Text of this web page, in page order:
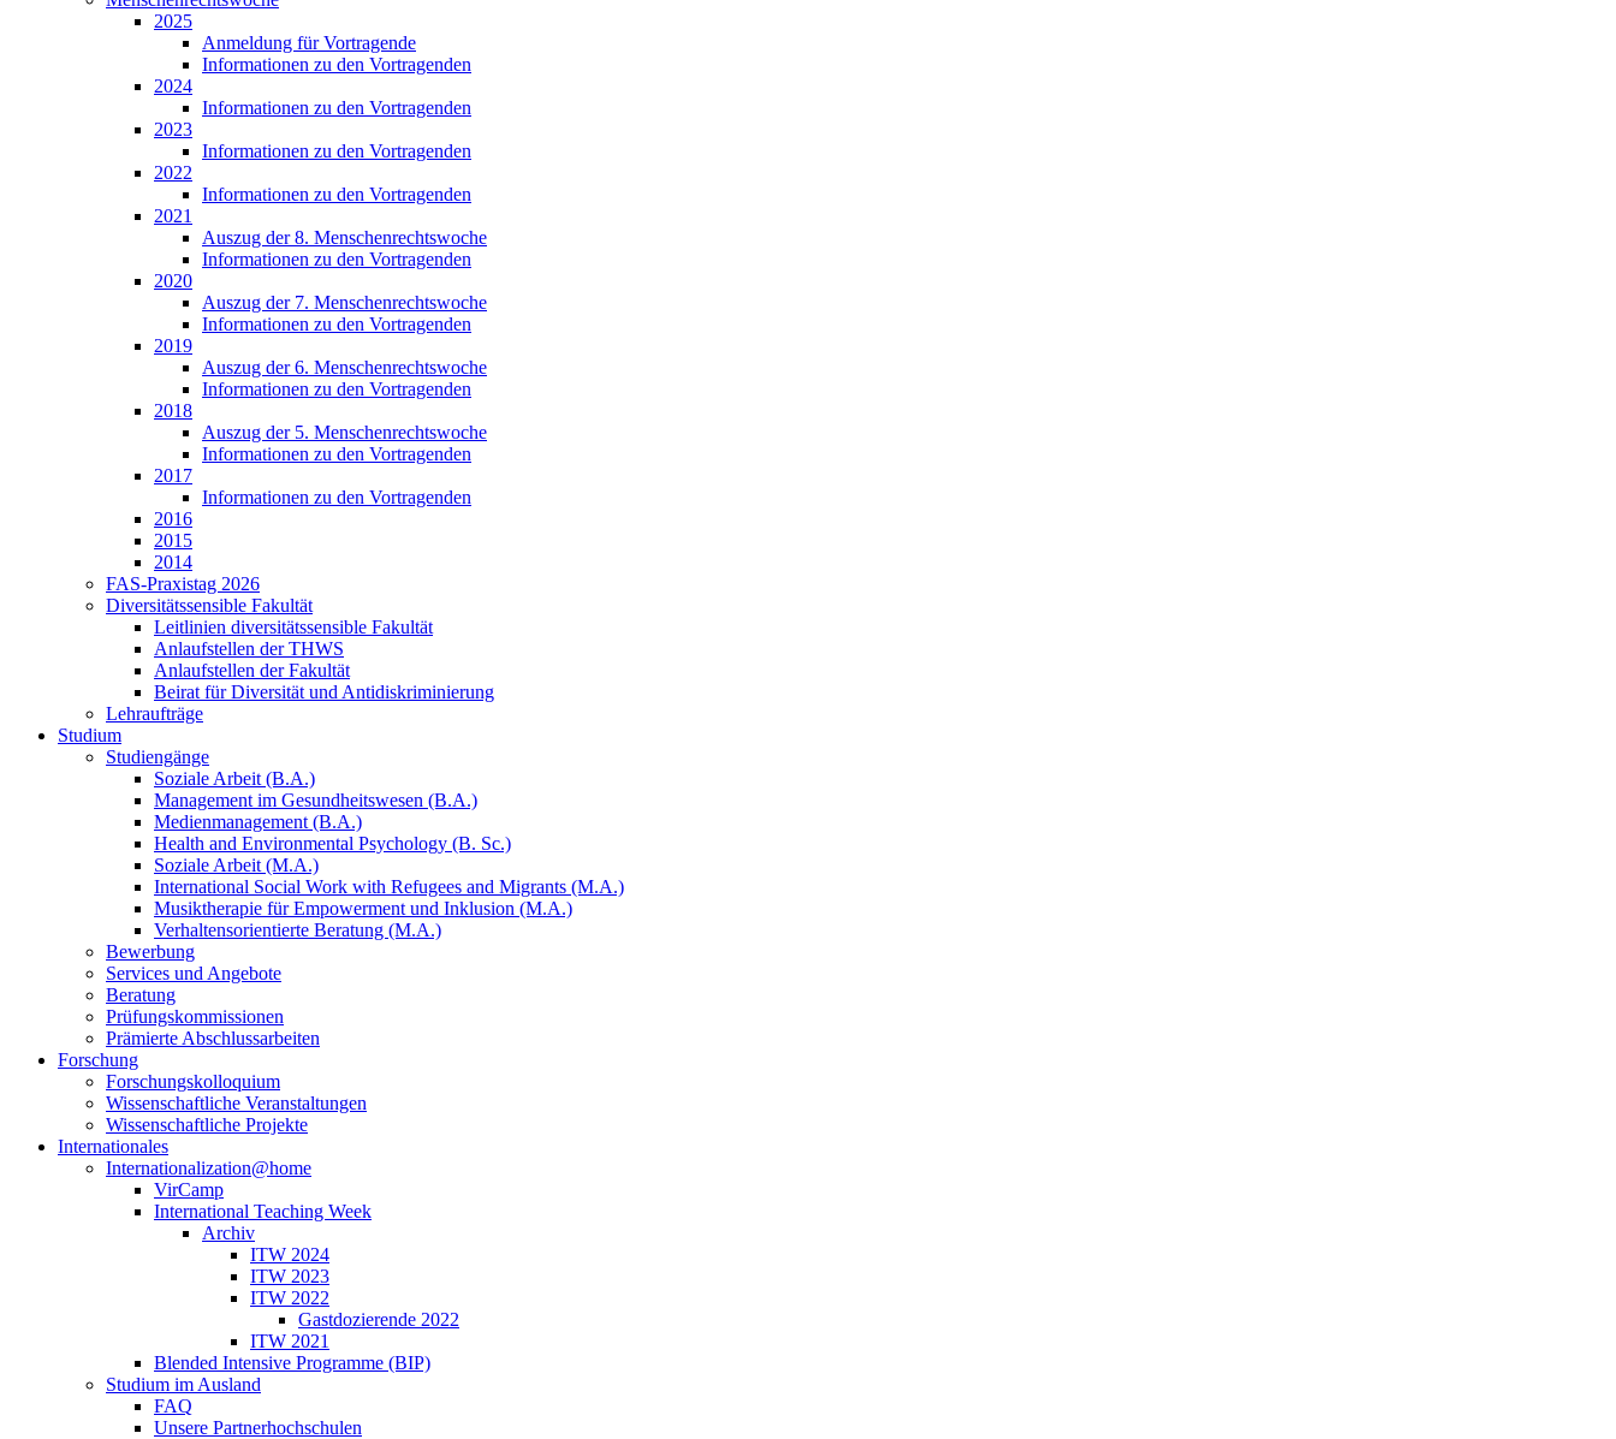
2025
Anmeldung für Vortragende
Informationen zu den Vortragenden
2024
Informationen zu den Vortragenden
2023
Informationen zu den Vortragenden
2022
Informationen zu den Vortragenden
2021
Auszug der 8. Menschenrechtswoche
Informationen zu den Vortragenden
2020
Auszug der 7. Menschenrechtswoche
Informationen zu den Vortragenden
2019
Auszug der 6. Menschenrechtswoche
Informationen zu den Vortragenden
2018
Auszug der 5. Menschenrechtswoche
Informationen zu den Vortragenden
2017
Informationen zu den Vortragenden
2016
2015
2014
FAS-Praxistag 2026
Diversitätssensible Fakultät
Leitlinien diversitätssensible Fakultät
Anlaufstellen der THWS
Anlaufstellen der Fakultät
Beirat für Diversität und Antidiskriminierung
Lehraufträge
Studium
Studiengänge
Soziale Arbeit (B.A.)
Management im Gesundheitswesen (B.A.)
Medienmanagement (B.A.)
Health and Environmental Psychology (B. Sc.)
Soziale Arbeit (M.A.)
International Social Work with Refugees and Migrants (M.A.)
Musiktherapie für Empowerment und Inklusion (M.A.)
Verhaltensorientierte Beratung (M.A.)
Bewerbung
Services und Angebote
Beratung
Prüfungskommissionen
Prämierte Abschlussarbeiten
Forschung
Forschungskolloquium
Wissenschaftliche Veranstaltungen
Wissenschaftliche Projekte
Internationales
Internationalization@home
VirCamp
International Teaching Week
Archiv
ITW 2024
ITW 2023
ITW 2022
Gastdozierende 2022
ITW 2021
Blended Intensive Programme (BIP)
Studium im Ausland
FAQ
Unsere Partnerhochschulen